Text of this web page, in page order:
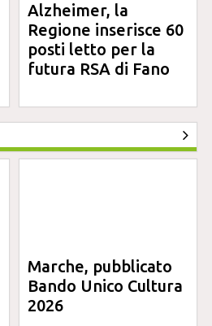
Alzheimer, la
Regione inserisce 60
posti letto per la
futura RSA di Fano
Marche, pubblicato
Bando Unico Cultura
2026